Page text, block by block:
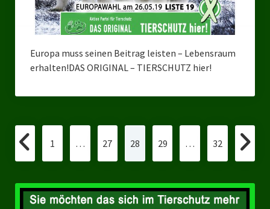
Europa muss seinen Beitrag leisten – Lebensraum
erhalten!DAS ORIGINAL – TIERSCHUTZ hier!
Seitennummerierung
der
Beiträge
1 … 27 28 29 … 32